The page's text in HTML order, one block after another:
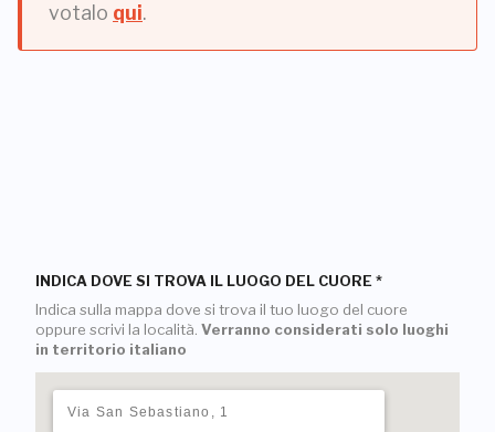
votalo qui.
INDICA DOVE SI TROVA IL LUOGO DEL CUORE *
Indica sulla mappa dove si trova il tuo luogo del cuore
oppure scrivi la località. Verranno considerati solo luoghi
in territorio italiano